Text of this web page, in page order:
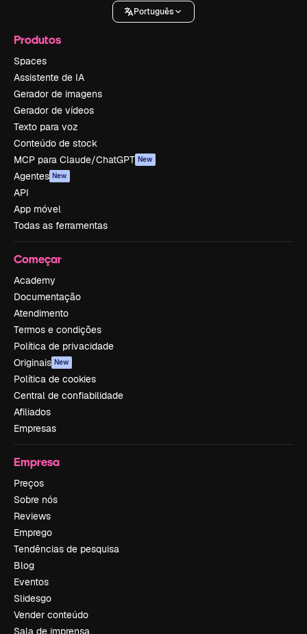
Português
Produtos
Spaces
Assistente de IA
Gerador de imagens
Gerador de vídeos
Texto para voz
Conteúdo de stock
MCP para Claude/ChatGPT New
Agentes New
API
App móvel
Todas as ferramentas
Começar
Academy
Documentação
Atendimento
Termos e condições
Política de privacidade
Originais New
Política de cookies
Central de confiabilidade
Afiliados
Empresas
Empresa
Preços
Sobre nós
Reviews
Emprego
Tendências de pesquisa
Blog
Eventos
Slidesgo
Vender conteúdo
Sala de imprensa